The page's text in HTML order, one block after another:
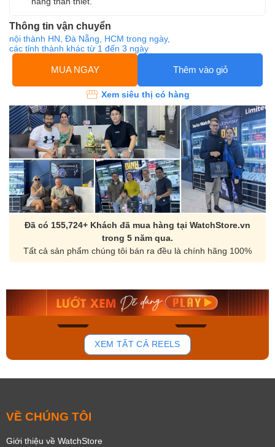
Thông tin vận chuyển
nội thành HN, Đà Nẵng, HCM trong ngày,
các tỉnh thành khác từ 1 đến 3 ngày
MUA NGAY Thêm vào giỏ
Xem siêu thị có hàng
Đã có 155,724+ Khách đã mua hàng tại WatchStore.vn
trong 5 năm qua.
Tất cả sản phẩm chúng tôi bán ra đều là chính hãng 100%
168
Orient Nam RA-
Mua ngay
Casio Nam MTS-
Mua ngay
XEM TẤT CẢ REELS
VỀ CHÚNG TÔI
Giới thiệu về WatchStore